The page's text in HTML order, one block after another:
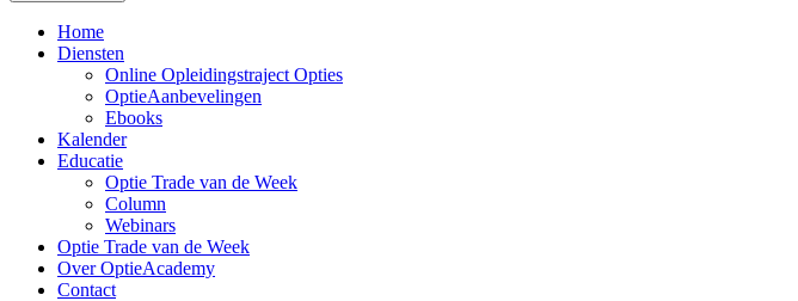
Home
Diensten
Online Opleidingstraject Opties
OptieAanbevelingen
Ebooks
Kalender
Educatie
Optie Trade van de Week
Column
Webinars
Optie Trade van de Week
Over OptieAcademy
Contact